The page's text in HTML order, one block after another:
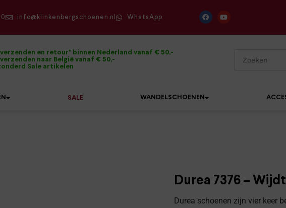
info@klinkenbergschoenen.nl WhatsApp
en retour* binnen Nederland vanaf € 50,-
naar België vanaf € 50,-
Sale artikelen
SALE WANDELSCHOENEN
Durea 7376 –
Durea schoenen zijn vier keer